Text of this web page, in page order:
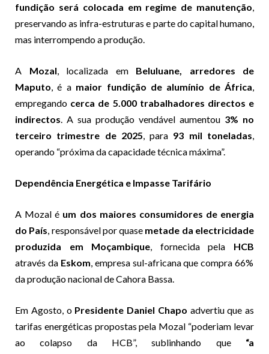
fundição será colocada em regime de manutenção,
preservando as infra-estruturas e parte do capital humano,
mas interrompendo a produção.
A Mozal, localizada em Beluluane, arredores de
Maputo, é a maior fundição de alumínio de África,
empregando cerca de 5.000 trabalhadores directos e
indirectos. A sua produção vendável aumentou 3% no
terceiro trimestre de 2025, para 93 mil toneladas,
operando “próxima da capacidade técnica máxima”.
Dependência Energética e Impasse Tarifário
A Mozal é um dos maiores consumidores de energia
do País, responsável por quase metade da electricidade
produzida em Moçambique, fornecida pela HCB
através da Eskom, empresa sul-africana que compra 66%
da produção nacional de Cahora Bassa.
Em Agosto, o Presidente Daniel Chapo advertiu que as
tarifas energéticas propostas pela Mozal “poderiam levar
ao colapso da HCB”, sublinhando que “a